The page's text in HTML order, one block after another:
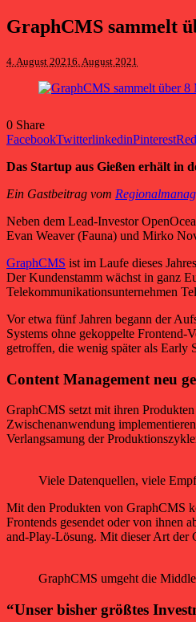
GraphCMS sammelt
4. August 2021 6. August 2021
0 Share
FacebookTwitterlinkedinPinterest
Das Startup aus Gießen erhält in
Ein Gastbeitrag vom
Neben dem Lead-Investor
Evan Weaver (Fauna) und Mirko
GraphCMS ist im Laufe dieses
Der Kundenstamm wächst in ganz
Telekommunikationsunternehmen
Vor etwa fünf Jahren begann der
Systems ohne gekoppelte
getroffen, die wenig später als Early
Content Management neu
GraphCMS setzt mit ihren
Zwischenanwendung
Verlangsamung der
Viele Datenquellen, viele
Mit den Produkten von GraphCMS
Frontends gesendet oder von ihnen
and-Play-Lösung. Mit dieser Art der
GraphCMS umgeht die
“Unser bisher größtes